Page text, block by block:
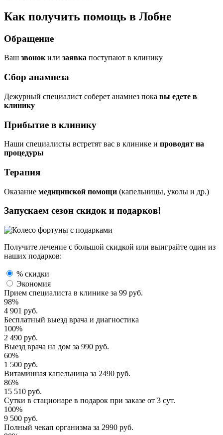
Как получить помощь в Лобне
Обращение
Ваш звонокили заявка поступают в клинику
Сбор анамнеза
Дежурный специалист соберет анамнез пока вы едете в
клинику
Прибытие в клинику
Наши специалисты встретят вас в клинике и проводят на
процедуры
Терапия
Оказание медицинской помощи (капельницы, уколы и др.)
Запускаем сезон скидок и подарков!
Получите лечение с большой скидкой или выиграйте один из
наших подарков:
% скидки
Экономия
Прием специалиста в клинике за 99 руб.
98%
4 901 руб.
Бесплатный выезд врача и диагностика
100%
2 490 руб.
Выезд врача на дом за 990 руб.
60%
1 500 руб.
Витаминная капельница за 2490 руб.
86%
15 510 руб.
Сутки в стационаре в подарок при заказе от 3 сут.
100%
9 500 руб.
Полный чекап организма за 2990 руб.